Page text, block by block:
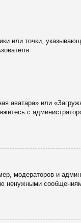
или точки,
аватара» или
с
модераторов и
ненужными